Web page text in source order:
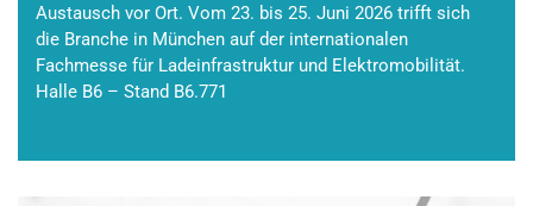
Austausch vor Ort. Vom 23. bis 25. Juni 2026 trifft sich
die Branche in München auf der internationalen
Fachmesse für Ladeinfrastruktur und Elektromobilität.
Halle B6 – Stand B6.771